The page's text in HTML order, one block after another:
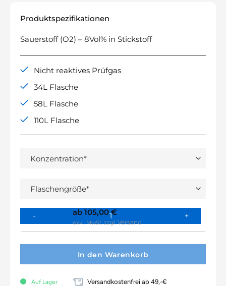
Produktspezifikationen
Sauerstoff (O2) – 8Vol% in Stickstoff
Nicht reaktives Prüfgas
34L Flasche
58L Flasche
110L Flasche
ab 105,00€
exkl. MwSt. zzgl.Versand
In den Warenkorb
Auf Lager Versandkostenfrei ab 49,-€